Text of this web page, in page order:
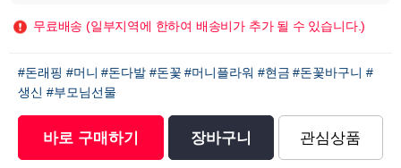
무료배송 (일부지역에 한하여 배송비가 추가 될 수 있습니다.)
#돈래핑 #머니 #돈다발 #돈꽃 #머니플라워 #현금 #돈꽃바구니 #
생신 #부모님선물
바로 구매하기 장바구니 관심상품